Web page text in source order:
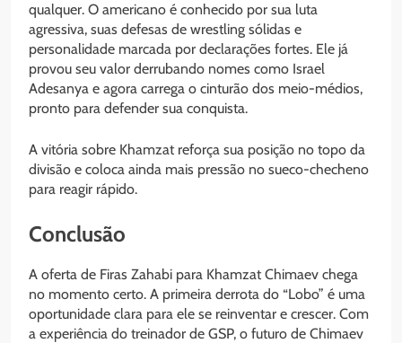
qualquer. O americano é conhecido por sua luta
agressiva, suas defesas de wrestling sólidas e
personalidade marcada por declarações fortes. Ele já
provou seu valor derrubando nomes como Israel
Adesanya e agora carrega o cinturão dos meio-médios,
pronto para defender sua conquista.
A vitória sobre Khamzat reforça sua posição no topo da
divisão e coloca ainda mais pressão no sueco-checheno
para reagir rápido.
Conclusão
A oferta de Firas Zahabi para Khamzat Chimaev chega
no momento certo. A primeira derrota do “Lobo” é uma
oportunidade clara para ele se reinventar e crescer. Com
a experiência do treinador de GSP, o futuro de Chimaev